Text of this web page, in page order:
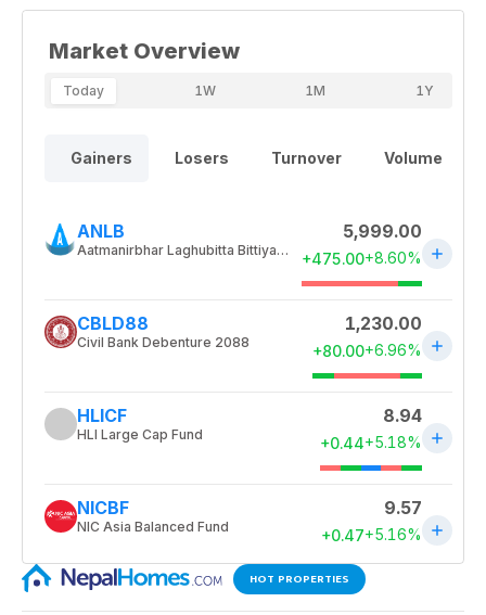
HOT PROPERTIES